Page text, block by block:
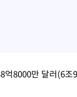
억8000만 달러(6